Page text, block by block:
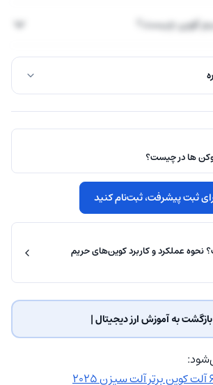
کوین چیست؟
ها در چیست؟
ثبت پیشرفت، ثبت‌نام کنید
عملکرد و کاربرد کوین‌‌های حریم
بازگشت به آموزش ارز دیجیتال | ‌